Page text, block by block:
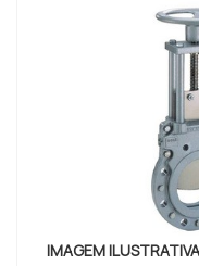
cinco a 20 mm e
Compatíveis para
modelos básicos e...
IMAGEM